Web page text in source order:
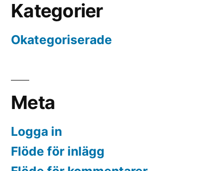
Kategorier
Okategoriserade
Meta
Logga in
Flöde för inlägg